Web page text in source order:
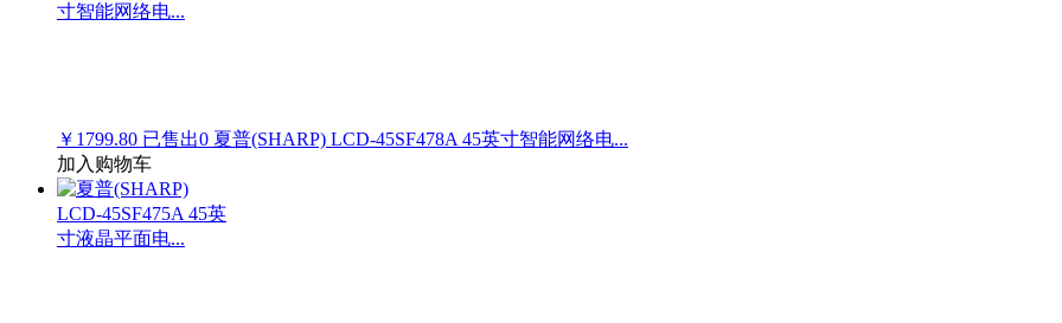
￥1799.80 已售出0 夏普(SHARP) LCD-45SF478A 45英寸智能网络电...
加入购物车